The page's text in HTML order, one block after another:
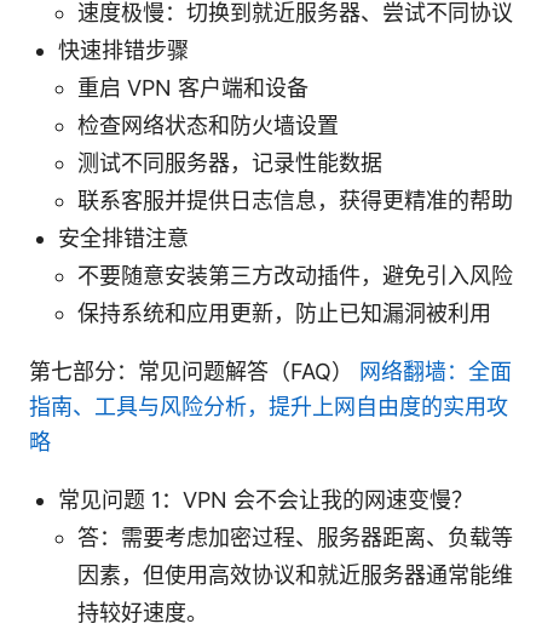
速度极慢：切换到就近服务器、尝试不同协议
快速排错步骤
重启 VPN 客户端和设备
检查网络状态和防火墙设置
测试不同服务器，记录性能数据
联系客服并提供日志信息，获得更精准的帮助
安全排错注意
不要随意安装第三方改动插件，避免引入风险
保持系统和应用更新，防止已知漏洞被利用
第七部分：常见问题解答（FAQ） 网络翻墙：全面
指南、工具与风险分析，提升上网自由度的实用攻
略
常见问题 1：VPN 会不会让我的网速变慢？
答：需要考虑加密过程、服务器距离、负载等
因素，但使用高效协议和就近服务器通常能维
持较好速度。